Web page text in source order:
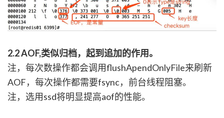
2.2 AOF,类似归档，起到追加的作用。
注，每次数操作都会调用flushApendOnlyFile来刷新
AOF，每次操作都需要fsync，前台线程阻塞。
注，选用ssd将明显提高aof的性能。